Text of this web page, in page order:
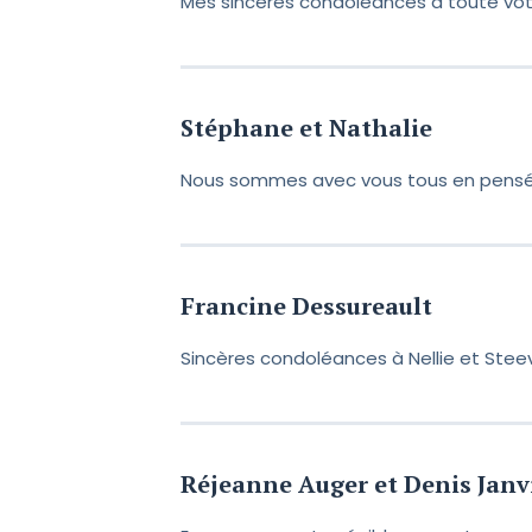
Stéphane et Nathalie
Nous sommes avec vous tous en
Francine Dessureault
Sincères condoléances à Nellie et
Réjeanne Auger et Denis